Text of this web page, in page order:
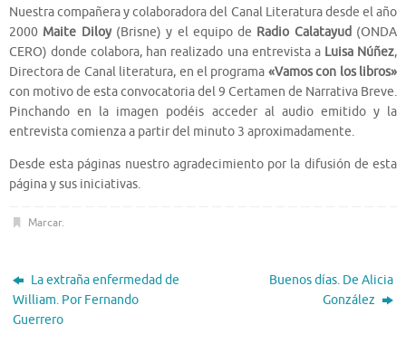
Nuestra compañera y colaboradora del Canal Literatura desde el año
2000 Maite Diloy(Brisne) y el equipo de Radio Calatayud(ONDA
CERO) donde colabora, han realizado una entrevista a Luisa Núñez,
Directora de Canal literatura, en el programa «Vamos con los libros»
con motivo de esta convocatoria del 9 Certamen de Narrativa Breve.
Pinchando en la imagen podéis acceder al audio emitido y la
entrevista comienza a partir del minuto 3 aproximadamente.
Desde esta páginas nuestro agradecimiento por la difusión de esta
página y sus iniciativas.
Marcar.
La extraña enfermedad de
William. Por Fernando
Guerrero
Buenos días. De Alicia
González